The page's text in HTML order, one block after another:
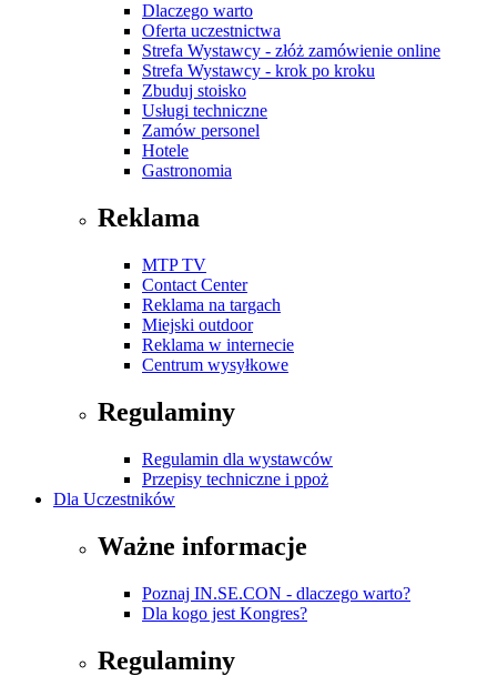
Dlaczego warto
Oferta uczestnictwa
Strefa Wystawcy - złóż zamówienie online
Strefa Wystawcy - krok po kroku
Zbuduj stoisko
Usługi techniczne
Zamów personel
Hotele
Gastronomia
Reklama
MTP TV
Contact Center
Reklama na targach
Miejski outdoor
Reklama w internecie
Centrum wysyłkowe
Regulaminy
Regulamin dla wystawców
Przepisy techniczne i ppoż
Dla Uczestników
Ważne informacje
Poznaj IN.SE.CON - dlaczego warto?
Dla kogo jest Kongres?
Regulaminy